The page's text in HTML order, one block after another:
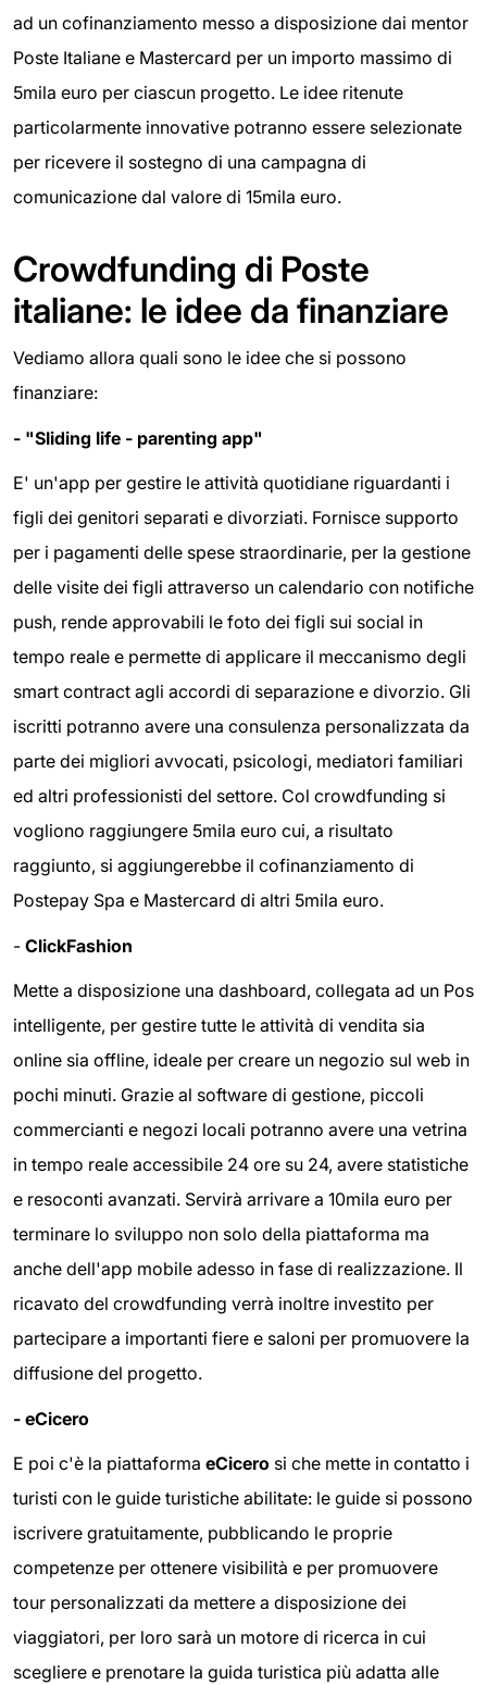
ad un cofinanziamento messo a disposizione dai mentor
Poste Italiane e Mastercard per un importo massimo di
5mila euro per ciascun progetto. Le idee ritenute
particolarmente innovative potranno essere selezionate
per ricevere il sostegno di una campagna di
comunicazione dal valore di 15mila euro.
Crowdfunding di Poste
italiane: le idee da finanziare
Vediamo allora quali sono le idee che si possono
finanziare:
- "Sliding life - parenting app"
E' un'app per gestire le attività quotidiane riguardanti i
figli dei genitori separati e divorziati. Fornisce supporto
per i pagamenti delle spese straordinarie, per la gestione
delle visite dei figli attraverso un calendario con notifiche
push, rende approvabili le foto dei figli sui social in
tempo reale e permette di applicare il meccanismo degli
smart contract agli accordi di separazione e divorzio. Gli
iscritti potranno avere una consulenza personalizzata da
parte dei migliori avvocati, psicologi, mediatori familiari
ed altri professionisti del settore. Col crowdfunding si
vogliono raggiungere 5mila euro cui, a risultato
raggiunto, si aggiungerebbe il cofinanziamento di
Postepay Spa e Mastercard di altri 5mila euro.
- ClickFashion
Mette a disposizione una dashboard, collegata ad un Pos
intelligente, per gestire tutte le attività di vendita sia
online sia offline, ideale per creare un negozio sul web in
pochi minuti. Grazie al software di gestione, piccoli
commercianti e negozi locali potranno avere una vetrina
in tempo reale accessibile 24 ore su 24, avere statistiche
e resoconti avanzati. Servirà arrivare a 10mila euro per
terminare lo sviluppo non solo della piattaforma ma
anche dell'app mobile adesso in fase di realizzazione. Il
ricavato del crowdfunding verrà inoltre investito per
partecipare a importanti fiere e saloni per promuovere la
diffusione del progetto.
- eCicero
E poi c'è la piattaforma eCicero si che mette in contatto i
turisti con le guide turistiche abilitate: le guide si possono
iscrivere gratuitamente, pubblicando le proprie
competenze per ottenere visibilità e per promuovere
tour personalizzati da mettere a disposizione dei
viaggiatori, per loro sarà un motore di ricerca in cui
scegliere e prenotare la guida turistica più adatta alle